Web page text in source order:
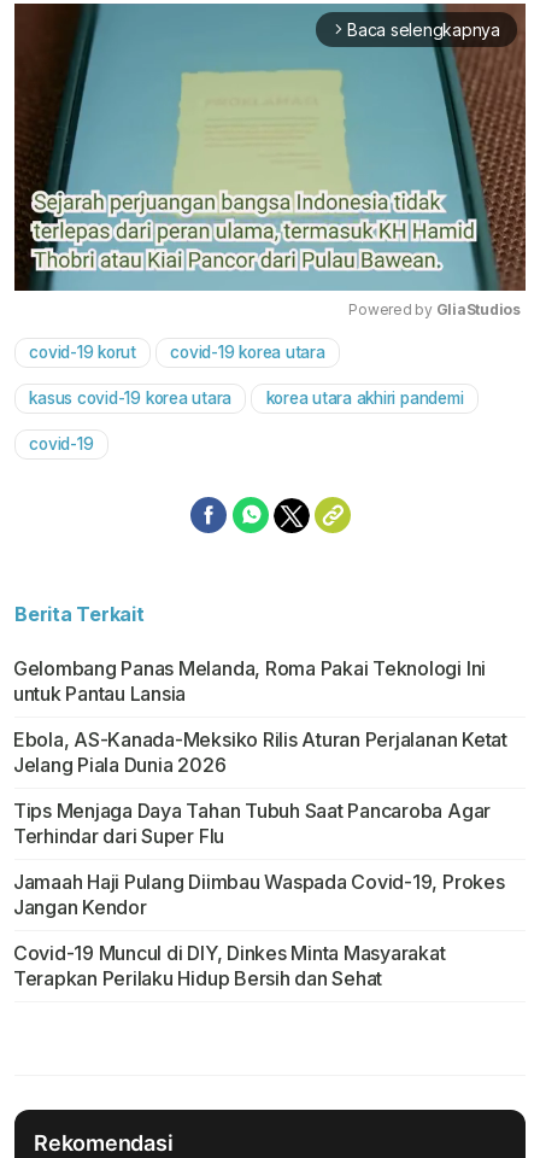
arrow_forward_ios Baca selengkapnya
Powered by GliaStudios
covid-19 korut covid-19 korea utara
kasus covid-19 korea utara korea utara akhiri pandemi
covid-19
Berita Terkait
Gelombang Panas Melanda, Roma Pakai Teknologi Ini
untuk Pantau Lansia
Ebola, AS-Kanada-Meksiko Rilis Aturan Perjalanan Ketat
Jelang Piala Dunia 2026
Tips Menjaga Daya Tahan Tubuh Saat Pancaroba Agar
Terhindar dari Super Flu
Jamaah Haji Pulang Diimbau Waspada Covid-19, Prokes
Jangan Kendor
Covid-19 Muncul di DIY, Dinkes Minta Masyarakat
Terapkan Perilaku Hidup Bersih dan Sehat
Rekomendasi